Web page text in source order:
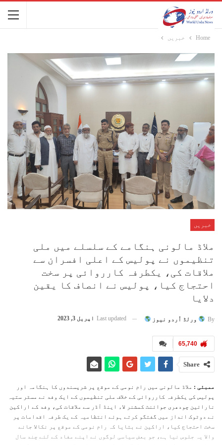
Home خبریں
خبریں
ملاڈ مالونی ہنگامے کے سلسلے میں ملی
تنظیموں نے پولیس کے اعلی افسران سے
ملاقات کی، یکطرفہ کارروائی پر سخت
احتجاج کیا، پولیس نے انصاف کا یقین
دلایا
By ورلڈ اُردو نیوز Last updated اپریل 3, 2023
65,740
Share
ممبئی : ملاڈ مالونی میں رام نومی کے موقع پر شرپسندوں کا ہنگامہ اور
پولیس کی یکطرفہ کارروائی کے خلاف ملی تنظیموں کے ایک وفد نے مسٹر ستیہ
نارائین چودھری جوائنٹ کمشنر لاء اینڈ آڈر سے ملاقات کی، وفد کے اراکین
نے دوٹوک انداز میں گفتگو کرتے ہوئے انتظامیہ کے یک طرفہ اقدامات پر
سخت احتجاج کیا، اراکین نے بتایا کہ رام نومی کے موقع پر نکالا جانے
والا یہ جلوس نیا ہے، جو بعض سیاسی لوگوں نے اپنے مفاد کے لئے چند سال